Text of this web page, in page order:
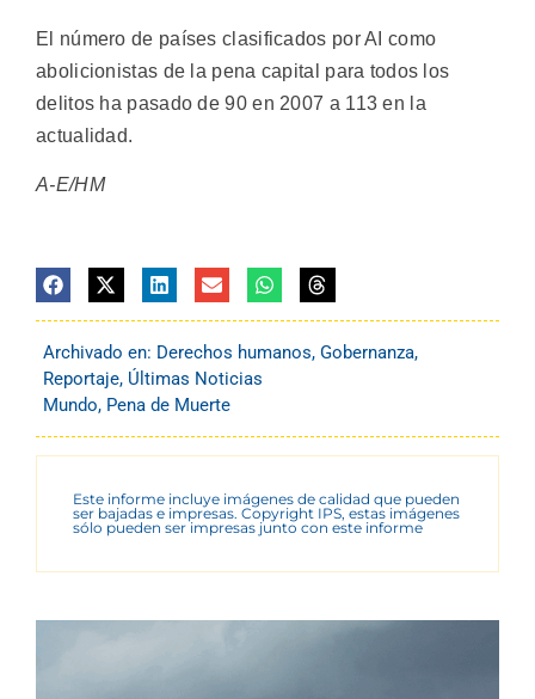
El número de países clasificados por AI como
abolicionistas de la pena capital para todos los
delitos ha pasado de 90 en 2007 a 113 en la
actualidad.
A-E/HM
Archivado en: Derechos humanos, Gobernanza,
Reportaje, Últimas Noticias
Mundo, Pena de Muerte
Este informe incluye imágenes de calidad que pueden
ser bajadas e impresas. Copyright IPS, estas imágenes
sólo pueden ser impresas junto con este informe